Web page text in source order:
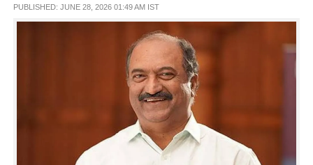
LIFESTYLE
PUBLISHED: JUNE 28, 2026 01:49 AM IST